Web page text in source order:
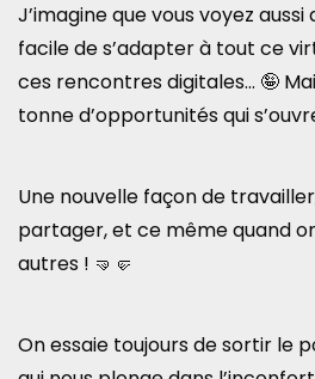
J’imagine que vous voyez
facile de s’adapter à tout ce
ces rencontres digitales… 🤪
tonne d’opportunités qui
Une nouvelle façon de
partager, et ce même quand
autres ! 🤜🤛
On essaie toujours de sortir le